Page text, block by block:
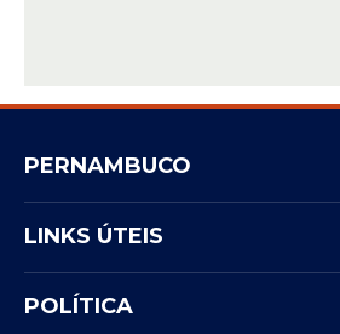
PERNAMBUCO
LINKS ÚTEIS
POLÍTICA